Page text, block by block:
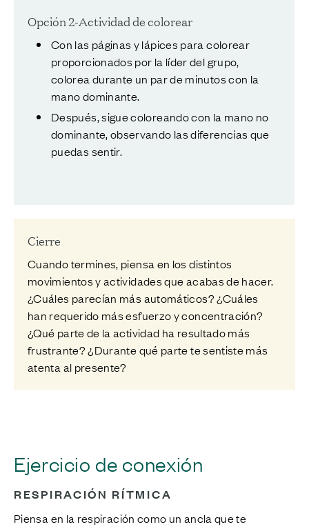
Opción 2-Actividad de colorear
Con las páginas y lápices para colorear
proporcionados por la líder del grupo,
colorea durante un par de minutos con la
mano dominante.
Después, sigue coloreando con la mano no
dominante, observando las diferencias que
puedas sentir.
Cierre
Cuando termines, piensa en los distintos
movimientos y actividades que acabas de hacer.
¿Cuáles parecían más automáticos? ¿Cuáles
han requerido más esfuerzo y concentración?
¿Qué parte de la actividad ha resultado más
frustrante? ¿Durante qué parte te sentiste más
atenta al presente?
Ejercicio de conexión
RESPIRACIÓN RÍTMICA
Piensa en la respiración como un ancla que te